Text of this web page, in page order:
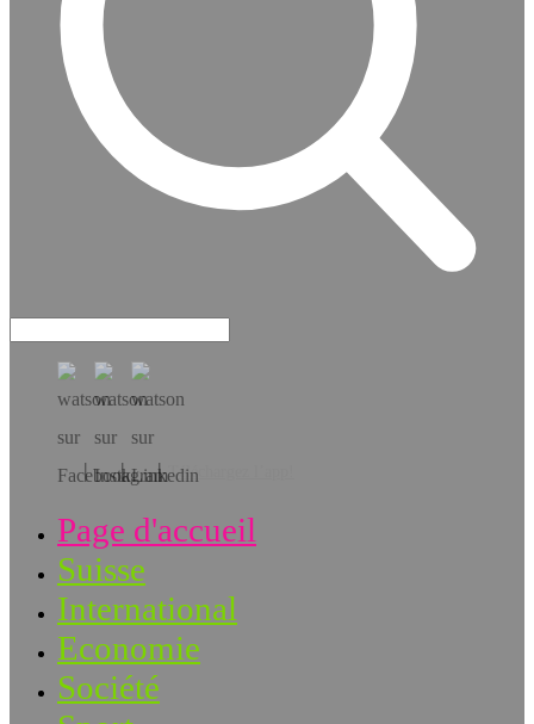
Téléchargez l’app!
Page d'accueil
Suisse
International
Economie
Société